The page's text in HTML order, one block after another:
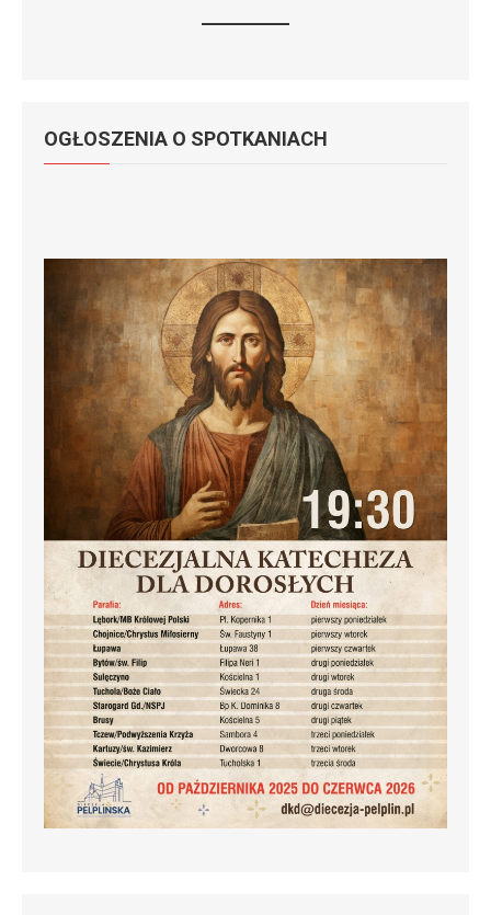
OGŁOSZENIA O SPOTKANIACH